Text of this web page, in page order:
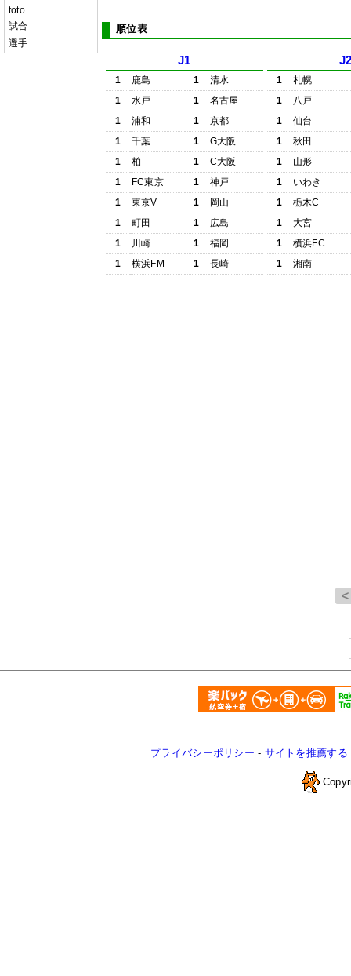
toto
試合
選手
順位表
J1
1 鹿島 1
清水
1
水戸 1
名古屋
1
浦和 1
京都
1
千葉 1
G大阪
1
柏 1
C大阪
1
FC東京 1
神戸
1
東京V 1
岡山
1
町田 1
広島
1
川崎 1
福岡
1
横浜FM 1 長崎
1
札幌
1
八戸
1
仙台
1
秋田
1
山形
1
いわき
1
栃木C
1
大宮
1
横浜FC
1
湘南
プライバシーポリシー - サイトを推薦する